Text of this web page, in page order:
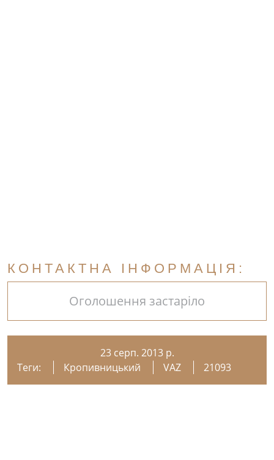
КОНТАКТНА ІНФОРМАЦІЯ:
Оголошення застаріло
23 серп. 2013 р.
Теги:
Кропивницький VAZ 21093